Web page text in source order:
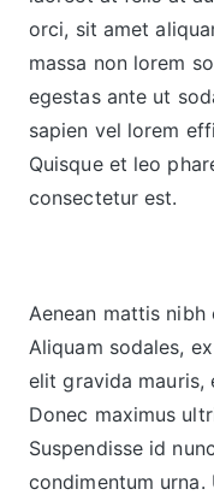
orci, sit amet
massa non lorem
egestas ante ut
sapien vel lorem
Quisque et leo
consectetur est.
Aenean mattis
Aliquam sodales,
elit gravida mauris,
Donec maximus
Suspendisse id
condimentum